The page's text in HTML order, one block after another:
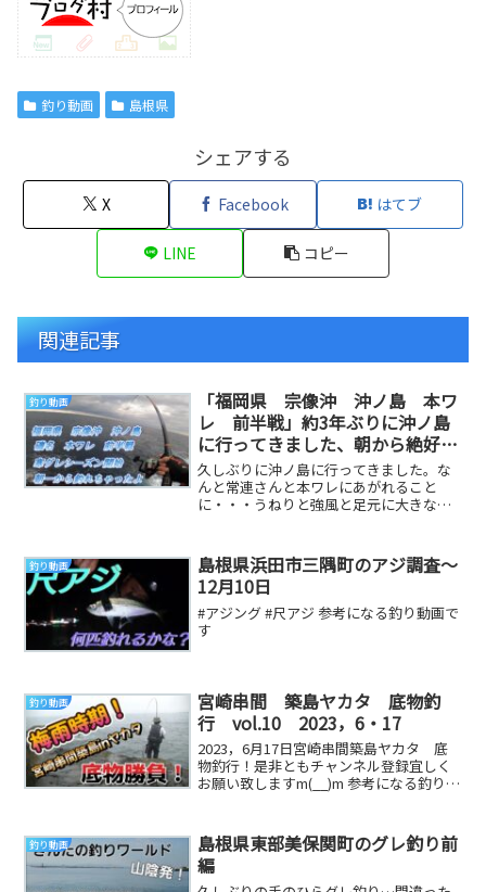
釣り動画 島根県
シェアする
X Facebook はてブ
LINE コピー
関連記事
釣り動画
「福岡県 宗像沖 沖ノ島 本ワ
レ 前半戦」約3年ぶりに沖ノ島
に行ってきました、朝から絶好調
で40アップゲットだぜぇ～～～
久しぶりに沖ノ島に行ってきました。な
んと常連さんと本ワレにあがれること
に・・・うねりと強風と足元に大きなさ
釣り動画
島根県浜田市三隅町のアジ調査～
12月10日
#アジング #尺アジ 参考になる釣り動画で
す
釣り動画
宮崎串間 築島ヤカタ 底物釣
行 vol.10 2023，6・17
2023，6月17日宮崎串間築島ヤカタ 底
物釣行！是非ともチャンネル登録宜しく
お願い致しますm(__)m 参考になる釣り動
釣り動画
島根県東部美保関町のグレ釣り前
編